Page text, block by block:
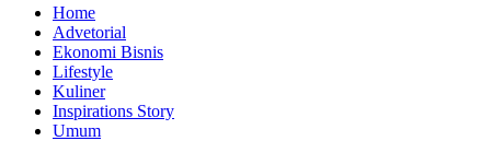
Home
Advetorial
Ekonomi Bisnis
Lifestyle
Kuliner
Inspirations Story
Umum